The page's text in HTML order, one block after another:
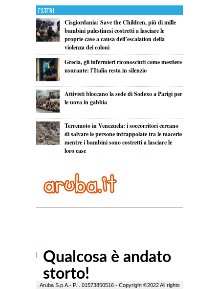
Esteri
Cisgiordania: Save the Children, più di mille
bambini palestinesi costretti a lasciare le
proprie case a causa dell’escalation della
violenza dei coloni
Grecia, gli infermieri riconosciuti come mestiere
usurante: l’Italia resta in silenzio
Attivisti bloccano la sede di Sodexo a Parigi per
le uova in gabbia
Terremoto in Venezuela: i soccorritori cercano
di salvare le persone intrappolate tra le macerie
mentre i bambini sono costretti a lasciare le
loro case